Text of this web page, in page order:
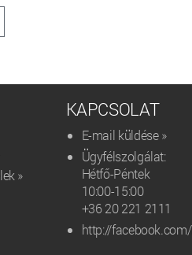
»
KAPCSOLAT
E-mail küldése »
Ügyfélszolgálat:
Hétfő-Péntek
10:00-15:00
+36 20 221 2111‬
http://